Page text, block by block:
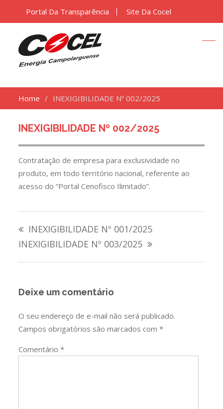
Portal Da Transparência Site Da Cocel
Home INEXIGIBILIDADE Nº 002/2025
INEXIGIBILIDADE Nº 002/2025
Contratação de empresa para exclusividade no
produto, em todo território nacional, referente ao
acesso do “Portal Cenofisco Ilimitado”.
INEXIGIBILIDADE Nº 001/2025
INEXIGIBILIDADE Nº 003/2025
Deixe um comentário
O seu endereço de e-mail não será publicado.
Campos obrigatórios são marcados com*
Comentário*